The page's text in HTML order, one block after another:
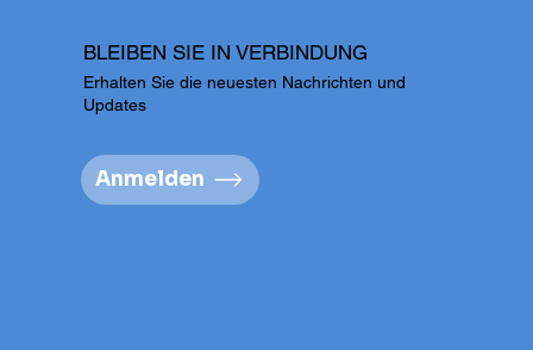
BLEIBEN SIE IN VERBINDUNG
Erhalten Sie die neuesten Nachrichten und
Updates
Anmelden